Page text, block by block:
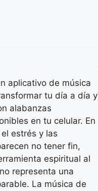
aplicativo de música
tu día a día y
alabanzas
en tu celular. En
estrés y las
no tener fin,
espiritual al
representa una
La música de